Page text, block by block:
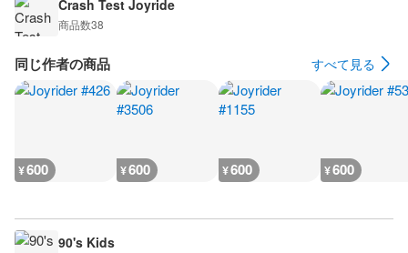
Crash Test Joyride
商品数38
同じ作者の商品 すべて見る
¥600 ¥600 ¥600 ¥600
90's Kids